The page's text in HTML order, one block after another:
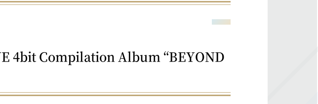
4bit Compilation Album “BEYOND